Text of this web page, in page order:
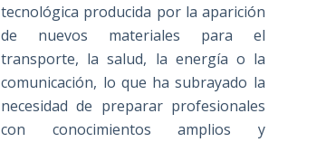
tecnológica producida por la aparición
de nuevos materiales para el
transporte, la salud, la energía o la
comunicación, lo que ha subrayado la
necesidad de preparar profesionales
con conocimientos amplios y